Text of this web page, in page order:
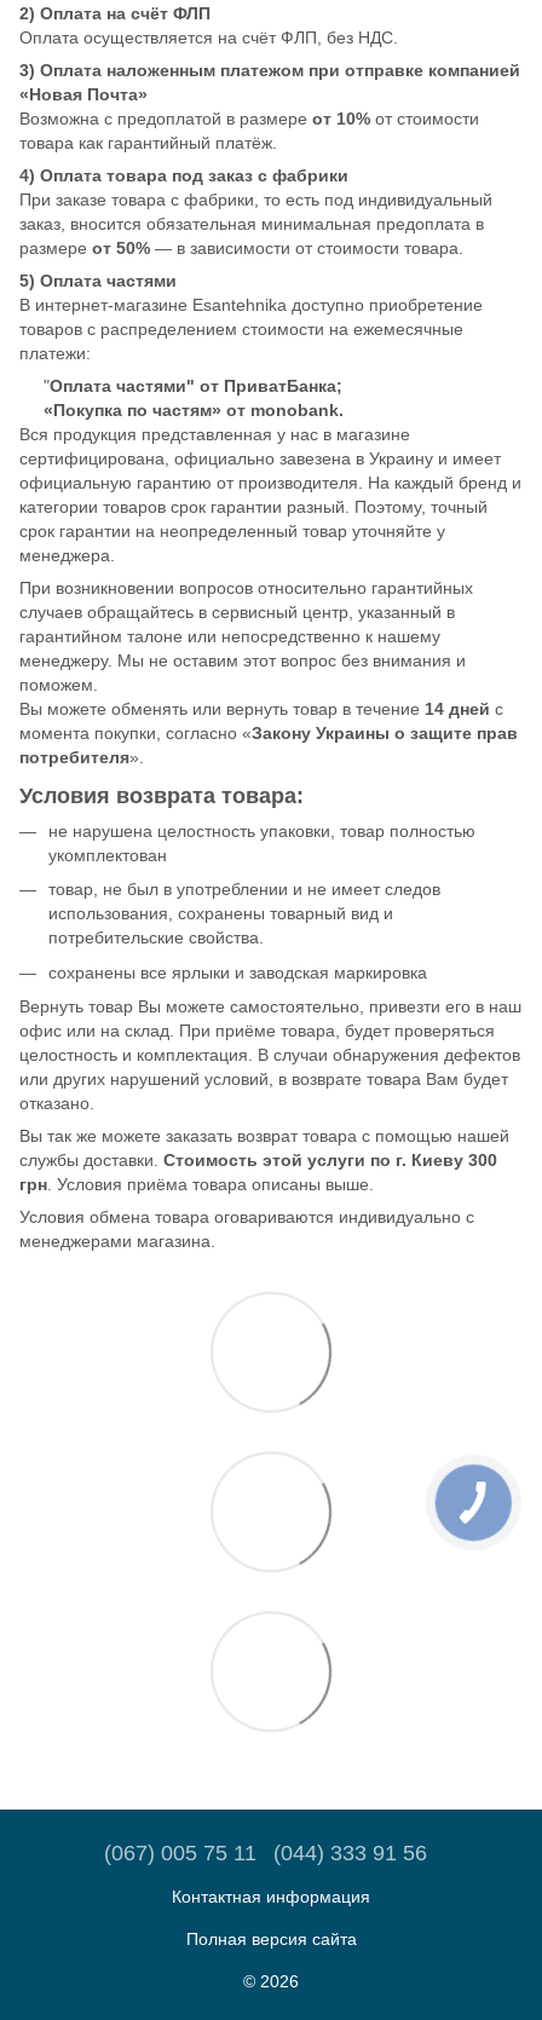
2) Оплата на счёт ФЛП
Оплата осуществляется на счёт ФЛП, без НДС.
3) Оплата наложенным платежом при отправке компанией
«Новая Почта»
Возможна с предоплатой в размере от 10% от стоимости
товара как гарантийный платёж.
4) Оплата товара под заказ с фабрики
При заказе товара с фабрики, то есть под индивидуальный
заказ, вносится обязательная минимальная предоплата в
размере от 50% — в зависимости от стоимости товара.
5) Оплата частями
В интернет-магазине Esantehnika доступно приобретение
товаров с распределением стоимости на ежемесячные
платежи:
"Оплата частями" от ПриватБанка;
«Покупка по частям» от monobank.
Вся продукция представленная у нас в магазине
сертифицирована, официально завезена в Украину и имеет
официальную гарантию от производителя. На каждый бренд и
категории товаров срок гарантии разный. Поэтому, точный
срок гарантии на неопределенный товар уточняйте у
менеджера.
При возникновении вопросов относительно гарантийных
случаев обращайтесь в сервисный центр, указанный в
гарантийном талоне или непосредственно к нашему
менеджеру. Мы не оставим этот вопрос без внимания и
поможем.
Вы можете обменять или вернуть товар в течение 14 дней с
момента покупки, согласно «Закону Украины о защите прав
потребителя».
Условия возврата товара:
не нарушена целостность упаковки, товар полностью
укомплектован
товар, не был в употреблении и не имеет следов
использования, сохранены товарный вид и
потребительские свойства.
сохранены все ярлыки и заводская маркировка
Вернуть товар Вы можете самостоятельно, привезти его в наш
офис или на склад. При приёме товара, будет проверяться
целостность и комплектация. В случаи обнаружения дефектов
или других нарушений условий, в возврате товара Вам будет
отказано.
Вы так же можете заказать возврат товара с помощью нашей
службы доставки. Стоимость этой услуги по г. Киеву 300
грн . Условия приёма товара описаны выше.
Условия обмена товара оговариваются индивидуально с
менеджерами магазина.
(067) 005 75 11 (044) 333 91 56
Контактная информация
Полная версия сайта
© 2026